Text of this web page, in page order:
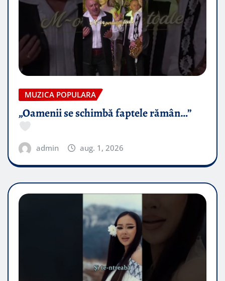
MUZICA POPULARA
„Oamenii se schimbă faptele rămân…”
admin aug. 1, 2026